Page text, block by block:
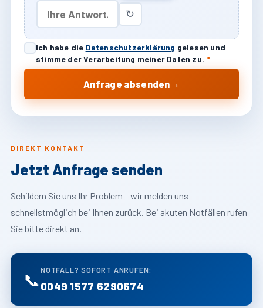
DIREKT KONTAKT
Jetzt Anfrage senden
Schildern Sie uns Ihr Problem – wir melden uns
schnellstmöglich bei Ihnen zurück. Bei akuten Notfällen rufen
Sie bitte direkt an.
📞 NOTFALL? SOFORT ANRUFEN:
0049 1577 6290674
↻
Ich habe die Datenschutzerklärung gelesen und
stimme der Verarbeitung meiner Daten zu. *
Anfrage absenden →